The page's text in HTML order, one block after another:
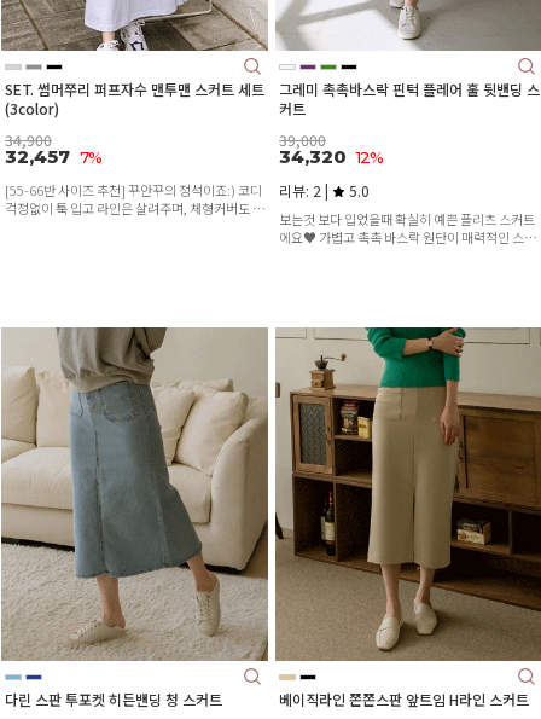
SET. 썸머쭈리 퍼프자수 맨투맨 스커트 세트
(3color)
34,900
32,457 7%
[55-66반 사이즈 추천] 꾸안꾸의 정석이죠:) 코디
걱정없이 툭 입고 라인은 살려주며, 체형커버도 완
그레미 촉촉바스락 핀턱 플레어 훌 뒷밴딩 스
커트
39,000
34,320 12%
리뷰: 2 | 5.0
보는것 보다 입었을때 확실히 예쁜 플리츠 스커트
에요♥ 가볍고 촉촉 바스락 원단이 매력적인 스커
다린 스판 투포켓 히든밴딩 청 스커트
베이직라인 쫀쫀스판 앞트임 H라인 스커트